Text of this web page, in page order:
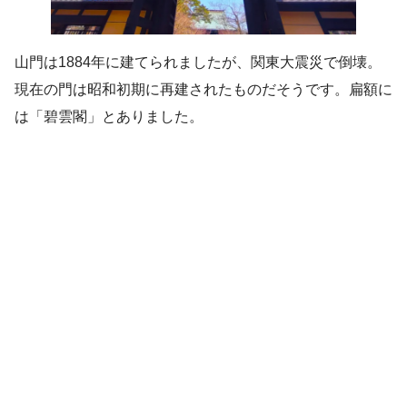
山門は1884年に建てられましたが、関東大震災で倒壊。
現在の門は昭和初期に再建されたものだそうです。扁額に
は「碧雲閣」とありました。